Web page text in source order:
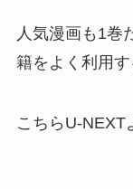
人気漫画も1巻
籍をよく利用す
こちらU-NEXT